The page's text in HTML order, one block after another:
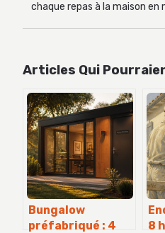
chaque repas à la maison en
Articles Qui
Bungalow
préfabriqué : 4
8